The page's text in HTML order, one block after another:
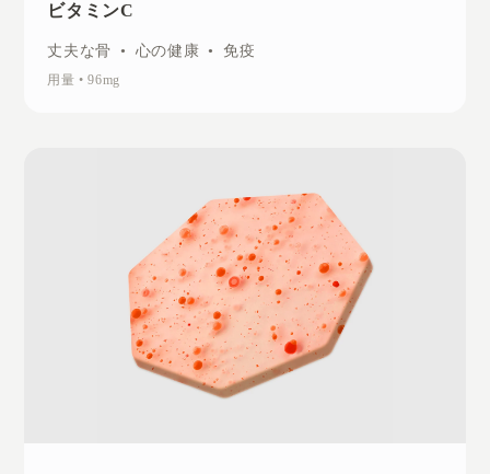
ビタミンC
丈夫な骨 • 心の健康 • 免疫
用量 •96mg